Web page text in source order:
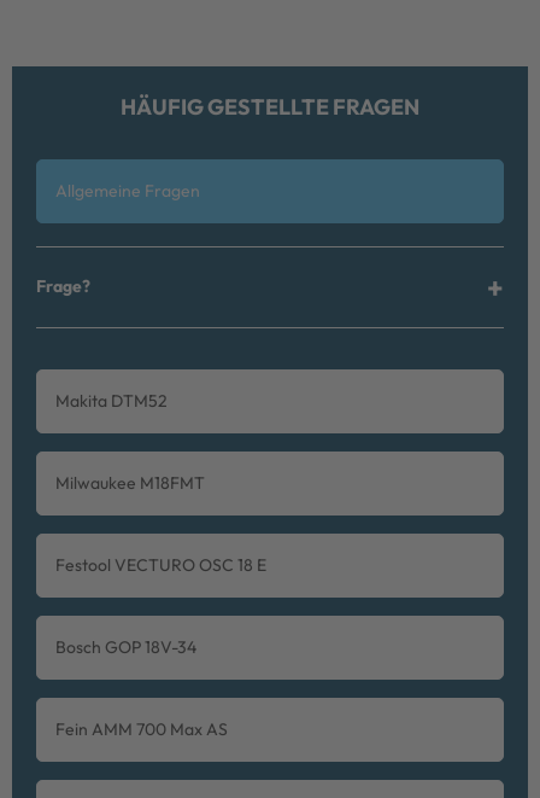
HÄUFIG GESTELLTE FRAGEN
Allgemeine Fragen
Frage?
Makita DTM52
Milwaukee M18FMT
Festool VECTURO OSC 18 E
Bosch GOP 18V-34
Fein AMM 700 Max AS